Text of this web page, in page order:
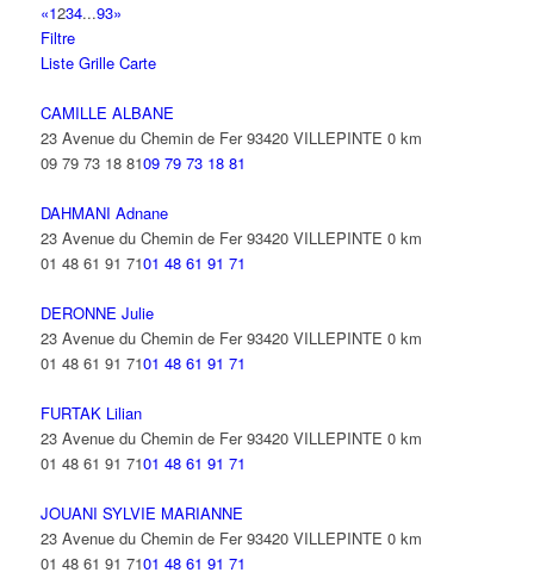
«1234...93»
Filtre
Liste Grille Carte
CAMILLE ALBANE
23 Avenue du Chemin de Fer 93420 VILLEPINTE 0 km
09 79 73 18 8109 79 73 18 81
DAHMANI Adnane
23 Avenue du Chemin de Fer 93420 VILLEPINTE 0 km
01 48 61 91 7101 48 61 91 71
DERONNE Julie
23 Avenue du Chemin de Fer 93420 VILLEPINTE 0 km
01 48 61 91 7101 48 61 91 71
FURTAK Lilian
23 Avenue du Chemin de Fer 93420 VILLEPINTE 0 km
01 48 61 91 7101 48 61 91 71
JOUANI SYLVIE MARIANNE
23 Avenue du Chemin de Fer 93420 VILLEPINTE 0 km
01 48 61 91 7101 48 61 91 71